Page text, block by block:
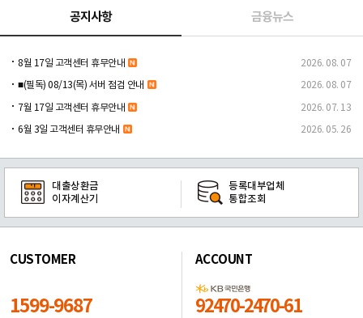
공지사항 금융뉴스
8월 17일 고객센터 휴무안내 2026. 08. 07
■(필독) 08/13(목) 서버 점검 안내 2026. 08. 07
7월 17일 고객센터 휴무안내 2026. 07. 13
6월 3일 고객센터 휴무안내 2026. 05. 26
대출상환금
이자계산기
등록대부업체
통합조회
CUSTOMER
1599-9687
ACCOUNT
92470-2470-61